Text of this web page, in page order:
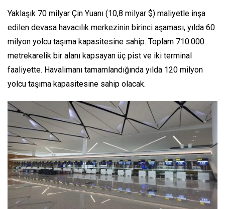
Yaklaşık 70 milyar Çin Yuanı (10,8 milyar $) maliyetle inşa
edilen devasa havacılık merkezinin birinci aşaması, yılda 60
milyon yolcu taşıma kapasitesine sahip. Toplam 710.000
metrekarelik bir alanı kapsayan üç pist ve iki terminal
faaliyette. Havalimanı tamamlandığında yılda 120 milyon
yolcu taşıma kapasitesine sahip olacak.